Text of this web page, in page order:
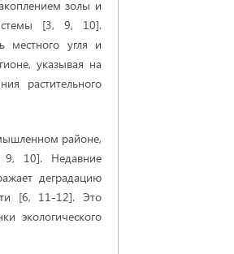
золы и
[3, 9, 10].
местного угля и
указывая на
растительного
районе,
9, 10]. Недавние
деградацию
[6, 11-12]. Это
экологического